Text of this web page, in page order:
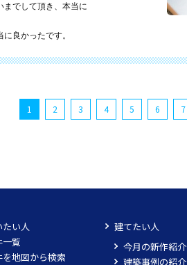
までして頂き、本当に
良かったです。
1 2 3 4 5 6 7
たい人
一覧
を地図から検索
建てたい人
今月の新作紹介
建築事例の紹介